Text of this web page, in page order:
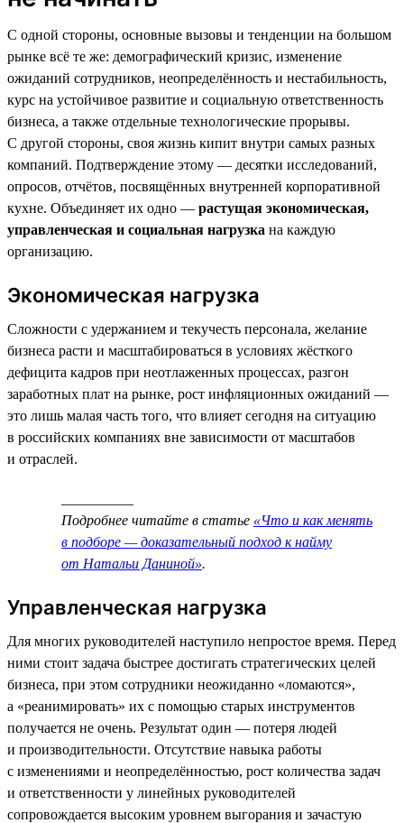
С одной стороны, основные вызовы и тенденции на большом
рынке всё те же: демографический кризис, изменение
ожиданий сотрудников, неопределённость и нестабильность,
курс на устойчивое развитие и социальную ответственность
бизнеса, а также отдельные технологические прорывы.
С другой стороны, своя жизнь кипит внутри самых разных
компаний. Подтверждение этому — десятки исследований,
опросов, отчётов, посвящённых внутренней корпоративной
кухне. Объединяет их одно — растущая экономическая,
управленческая и социальная нагрузка на каждую
организацию.
Экономическая нагрузка
Сложности с удержанием и текучесть персонала, желание
бизнеса расти и масштабироваться в условиях жёсткого
дефицита кадров при неотлаженных процессах, разгон
заработных плат на рынке, рост инфляционных ожиданий —
это лишь малая часть того, что влияет сегодня на ситуацию
в российских компаниях вне зависимости от масштабов
и отраслей.
Подробнее читайте в статье «Что и как менять
в подборе — доказательный подход к найму
от Натальи Даниной».
Управленческая нагрузка
Для многих руководителей наступило непростое время. Перед
ними стоит задача быстрее достигать стратегических целей
бизнеса, при этом сотрудники неожиданно «ломаются»,
а «реанимировать» их с помощью старых инструментов
получается не очень. Результат один — потеря людей
и производительности. Отсутствие навыка работы
с изменениями и неопределённостью, рост количества задач
и ответственности у линейных руководителей
сопровождается высоким уровнем выгорания и зачастую